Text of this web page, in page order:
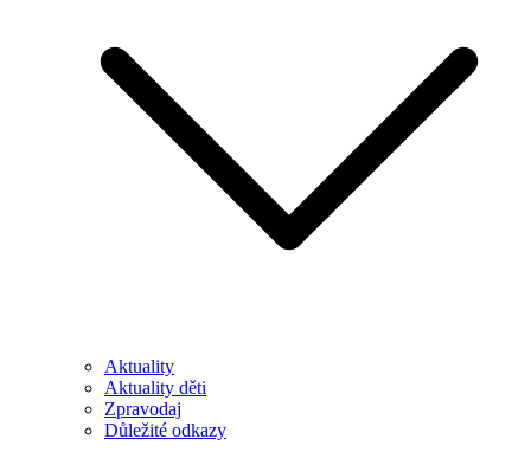
Aktuality
Aktuality děti
Zpravodaj
Důležité odkazy